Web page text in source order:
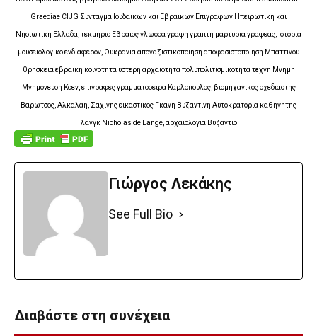
Graeciae CIJG Συνταγμα Ιουδαικων και Εβραικων Επιγραφων Ηπειρωτικη και
Νησιωτικη Ελλαδα, τεκμηριο Εβραιος γλωσσα γραφη γραπτη μαρτυρια γραφεας, Ιστορια
μουσειολογικο ενδιαφερον, Ουκρανια αποναζιστικοποιηση αποφασιστοποιηση Μπαττινου
θρησκεια εβραικη κοινοτητα υστερη αρχαιοτητα πολυπολιτισμικοτητα τεχνη Μνημη
Μνημονευση Κοεν, επιγραφες γραμματοσειρα Καρλοπουλος, βιομηχανικος σχεδιαστης
Βαρωτσος, Αλκαλαη, Σαχινης εικαστικος Γκανη Βυζαντινη Αυτοκρατορια καθηγητης
λανγκ Nicholas de Lange, αρχαιολογια Βυζαντιο
Γιώργος Λεκάκης
See Full Bio
Διαβάστε στη συνέχεια